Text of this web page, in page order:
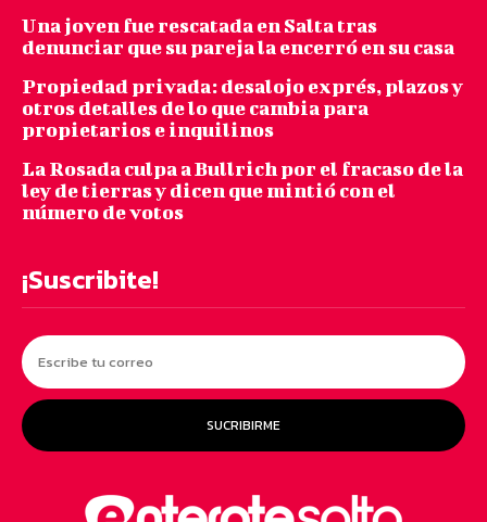
Una joven fue rescatada en Salta tras
denunciar que su pareja la encerró en su casa
Propiedad privada: desalojo exprés, plazos y
otros detalles de lo que cambia para
propietarios e inquilinos
La Rosada culpa a Bullrich por el fracaso de la
ley de tierras y dicen que mintió con el
número de votos
¡Suscribite!
SUCRIBIRME